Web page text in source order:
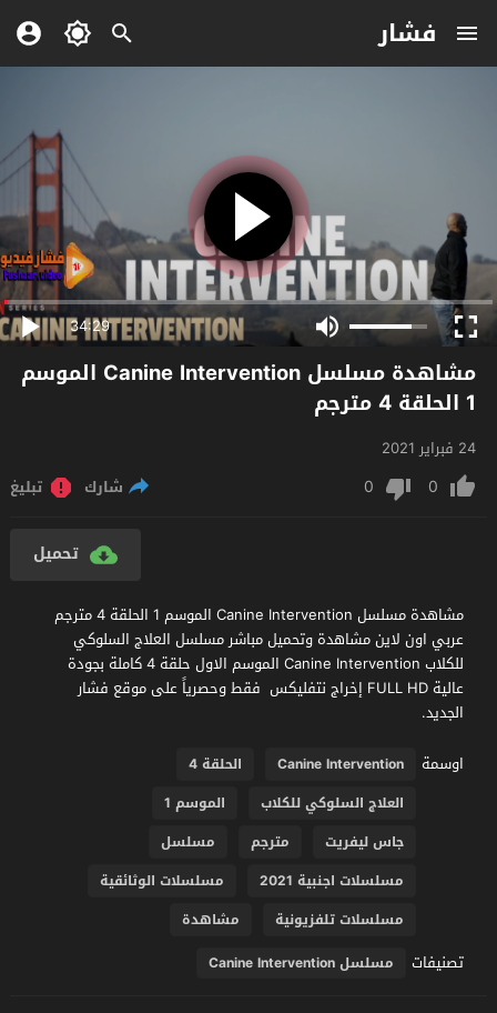
فشار
34:29
مشاهدة مسلسل Canine Intervention الموسم
1 الحلقة 4 مترجم
24 فبراير 2021
0
0 شارك تبليغ
تحميل
مشاهدة مسلسل Canine Intervention الموسم 1 الحلقة 4 مترجم
عربي اون لاين مشاهدة وتحميل مباشر مسلسل العلاج السلوكي
للكلاب Canine Intervention الموسم الاول حلقة 4 كاملة بجودة
عالية FULL HD إخراج نتفليكس فقط وحصرياً على موقع فشار
الجديد.
اوسمة
Canine Intervention
الحلقة 4
العلاج السلوكي للكلاب
الموسم 1
جاس ليفريت
مترجم
مسلسل
مسلسلات اجنبية 2021
مسلسلات الوثائقية
مسلسلات تلفزيونية
مشاهدة
تصنيفات مسلسل Canine Intervention